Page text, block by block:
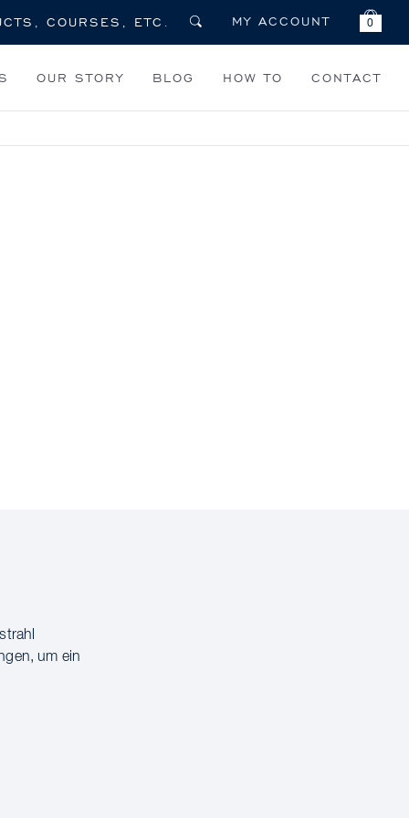
MY ACCOUNT 0
OUR STORY BLOG HOW TO CONTACT
um ein